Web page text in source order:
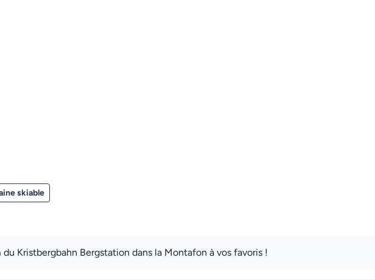
skiable
Kristbergbahn Bergstation dans la Montafon à vos favoris !